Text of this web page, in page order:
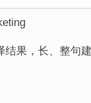
结果，长、整句